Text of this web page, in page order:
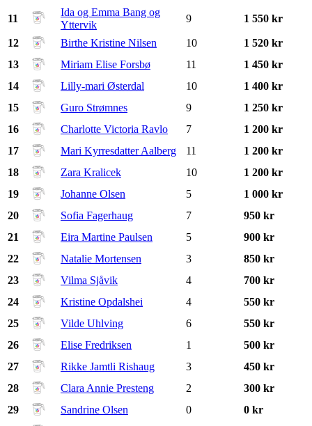
11
Ida og Emma Bang og
Yttervik
9 1 550 kr
12 Birthe Kristine Nilsen 10
1 520 kr
13
Miriam Elise Forsbø 11
1 450 kr
14
Lilly-mari Østerdal 10
1 400 kr
15
Guro Strømnes 9
1 250 kr
16
Charlotte Victoria Ravlo 7
1 200 kr
17
Mari Kyrresdatter Aalberg 11
1 200 kr
18
Zara Kralicek 10
1 200 kr
19
Johanne Olsen 5
1 000 kr
20
Sofia Fagerhaug 7
950 kr
21
Eira Martine Paulsen 5
900 kr
22
Natalie Mortensen 3
850 kr
23
Vilma Sjåvik 4
700 kr
24
Kristine Opdalshei 4
550 kr
25
Vilde Uhlving 6
550 kr
26
Elise Fredriksen 1
500 kr
27
Rikke Jamtli Rishaug 3
450 kr
28
Clara Annie Presteng 2
300 kr
29
Sandrine Olsen 0
0 kr